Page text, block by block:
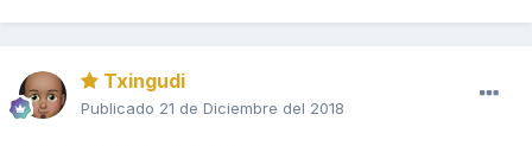
Txingudi
Publicado 21 de Diciembre del 2018